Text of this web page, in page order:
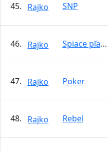
45. Rajko SNP
46. Rajko Spiace pľacky
47. Rajko Poker
48. Rajko Rebel